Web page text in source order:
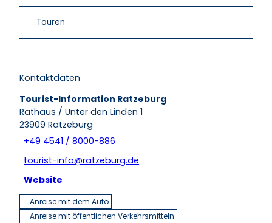
Touren
Kontaktdaten
Tourist-Information Ratzeburg
Rathaus / Unter den Linden 1
23909 Ratzeburg
+49 4541 / 8000-886
tourist-info@ratzeburg.de
Website
Anreise mit dem Auto
Anreise mit öffentlichen Verkehrsmitteln